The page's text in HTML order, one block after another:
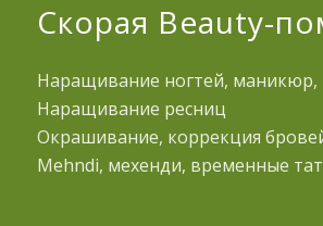
Скорая Beauty-
Наращивание ногтей, маникюр,
Наращивание ресниц
Окрашивание, коррекция
Mehndi, мехенди, временные